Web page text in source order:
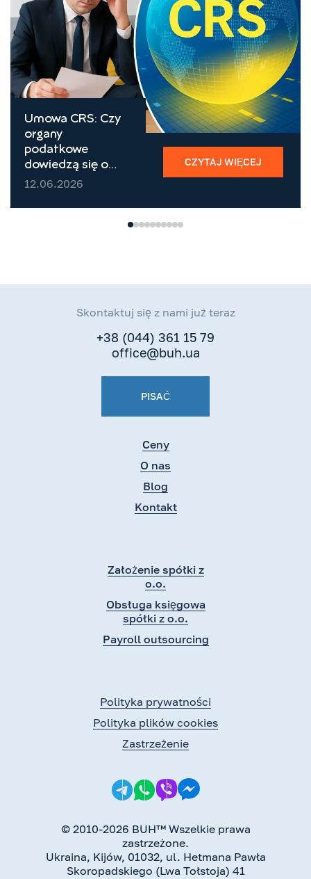
Umowa CRS: Czy
organy
podatkowe
dowiedzą się o
rachunkach
Które instytucje
otrzymają od
podatkowe?
12.06.2026
CZYTAJ WIĘCEJ
© 2010-2026 BUH™ Wszelkie prawa
zastrzeżone.
Ukraina, Kijów, 01032, ul. Hetmana Pawła
Skoropadskiego (Lwa Tołstoja) 41
Ceny
O nas
Blog
Kontakt
Założenie spółki z
o.o.
Obsługa księgowa
spółki z o.o.
Payroll outsourcing
Polityka prywatności
Polityka plików cookies
Zastrzeżenie
Skontaktuj się z nami już teraz
+38 (044) 361 15 79
office@buh.ua
PISAĆ